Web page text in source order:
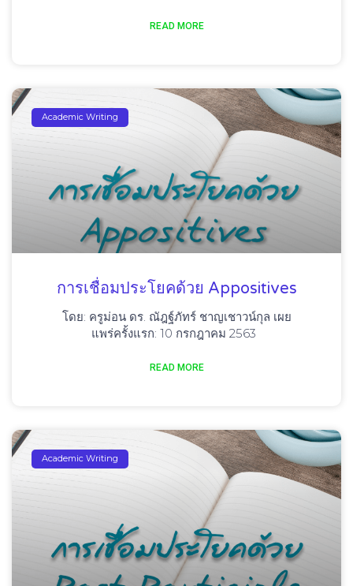
READ MORE
Academic Writing
การเชื่อมประโยคด้วย Appositives
โดย: ครูม่อน ดร. ณัฎฐ์ภัทร์ ชาญเชาวน์กุล เผย
แพร่ครั้งแรก: 10 กรกฎาคม 2563
READ MORE
Academic Writing